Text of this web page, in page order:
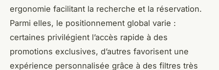
ergonomie facilitant la recherche et la réservation.
Parmi elles, le positionnement global varie :
certaines privilégient l’accès rapide à des
promotions exclusives, d’autres favorisent une
expérience personnalisée grâce à des filtres très